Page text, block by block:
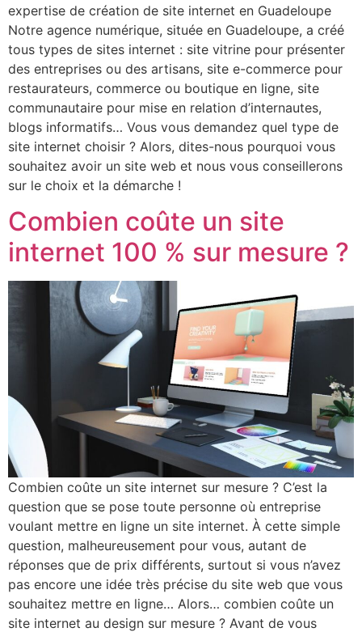
expertise de création de site internet en Guadeloupe​
Notre agence numérique, située en Guadeloupe, a créé
tous types de sites internet : site vitrine pour présenter
des entreprises ou des artisans, site e-commerce pour
restaurateurs, commerce ou boutique en ligne, site
communautaire pour mise en relation d’internautes,
blogs informatifs… Vous vous demandez quel type de
site internet choisir ? Alors, dites-nous pourquoi vous
souhaitez avoir un site web et nous vous conseillerons
sur le choix et la démarche !
Combien coûte un site
internet 100 % sur mesure ?
Combien coûte un site internet sur mesure ? C’est la
question que se pose toute personne où entreprise
voulant mettre en ligne un site internet. À cette simple
question, malheureusement pour vous, autant de
réponses que de prix différents, surtout si vous n’avez
pas encore une idée très précise du site web que vous
souhaitez mettre en ligne… Alors… combien coûte un
site internet au design sur mesure ? Avant de vous